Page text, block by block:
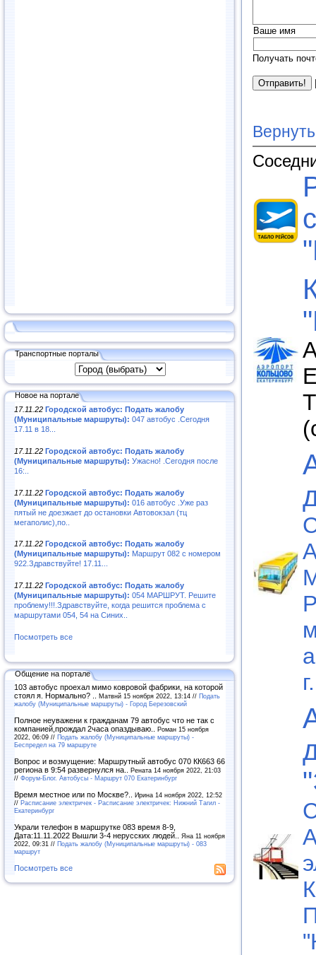
Транспортные порталы
Новое на портале
17.11.22 Городской автобус: Подать жалобу
(Муниципальные маршруты): 047 автобус .Сегодня
17.11 в 18...
17.11.22 Городской автобус: Подать жалобу
(Муниципальные маршруты): Ужасно! .Сегодня после
16:..
17.11.22 Городской автобус: Подать жалобу
(Муниципальные маршруты): 016 автобус .Уже раз
пятый не доезжает до остановки Автовокзал (тц
мегаполис),по..
17.11.22 Городской автобус: Подать жалобу
(Муниципальные маршруты): Маршрут 082 с номером
922.Здравствуйте! 17.11...
17.11.22 Городской автобус: Подать жалобу
(Муниципальные маршруты): 054 МАРШРУТ. Решите
проблему!!!.Здравствуйте, когда решится проблема с
маршрутами 054, 54 на Синих..
Посмотреть все
Общение на портале
103 автобус проехал мимо ковровой фабрики, на которой
стоял я. Нормально? .. Матвнй 15 ноября 2022, 13:14 // Подать
жалобу (Муниципальные маршруты) - Город Березовский
Полное неуважени к гражданам 79 автобус что не так с
компанией,прождал 2часа опаздываю.. Роман 15 ноября
2022, 06:09 // Подать жалобу (Муниципальные маршруты) -
Беспредел на 79 маршруте
Вопрос и возмущение: Маршрутный автобус 070 КК663 66
региона в 9:54 развернулся на.. Рената 14 ноября 2022, 21:03
// Форум-Блог. Автобусы - Маршрут 070 Екатеринбург
Время местное или по Москве?.. Ирина 14 ноября 2022, 12:52
// Расписание электричек - Расписание электричек: Нижний Тагил -
Екатеринбург
Украли телефон в маршрутке 083 время 8-9,
Дата:11.11.2022 Вышли 3-4 нерусских людей.. Яна 11 ноября
2022, 09:31 // Подать жалобу (Муниципальные маршруты) - 083
маршрут
Посмотреть все
Ваше имя
Получать
г.